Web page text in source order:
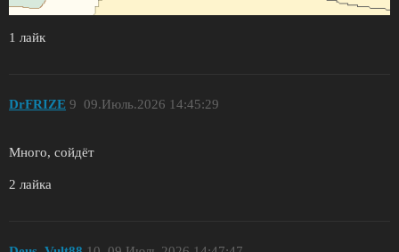
1 лайк
DrFRIZE 09.Июль.2026 14:45:29
9
Много, сойдёт
2 лайка